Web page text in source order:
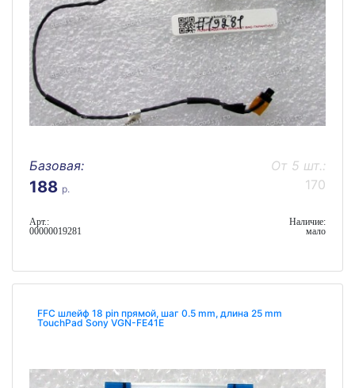
Базовая:
188 р.
От 5 шт.:
170
Арт.:
00000019281
Наличие:
мало
FFC шлейф 18 pin прямой, шаг 0.5 mm, длина 25 mm
TouchPad Sony VGN-FE41E